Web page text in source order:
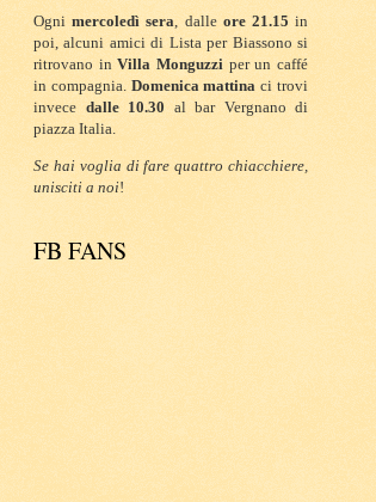
Ognimercoledì sera , dalle ore 21.15 in
poi, alcuni amici di Lista per Biassono si
ritrovano inVilla Monguzzi per un caffé
in compagnia. Domenica mattina ci trovi
invece dalle 10.30 al bar Vergnano di
piazza Italia.
Se hai voglia di fare quattro chiacchiere,
unisciti a noi!
FB FANS